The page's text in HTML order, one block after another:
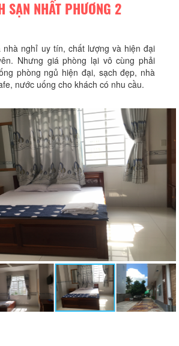
SẠN NHẤT PHƯƠNG 2
nghỉ uy tín, chất lượng và hiện đại
Nhưng giá phòng lại vô cùng phải
phòng ngủ hiện đại, sạch đẹp, nhà
nước uống cho khách có nhu cầu.